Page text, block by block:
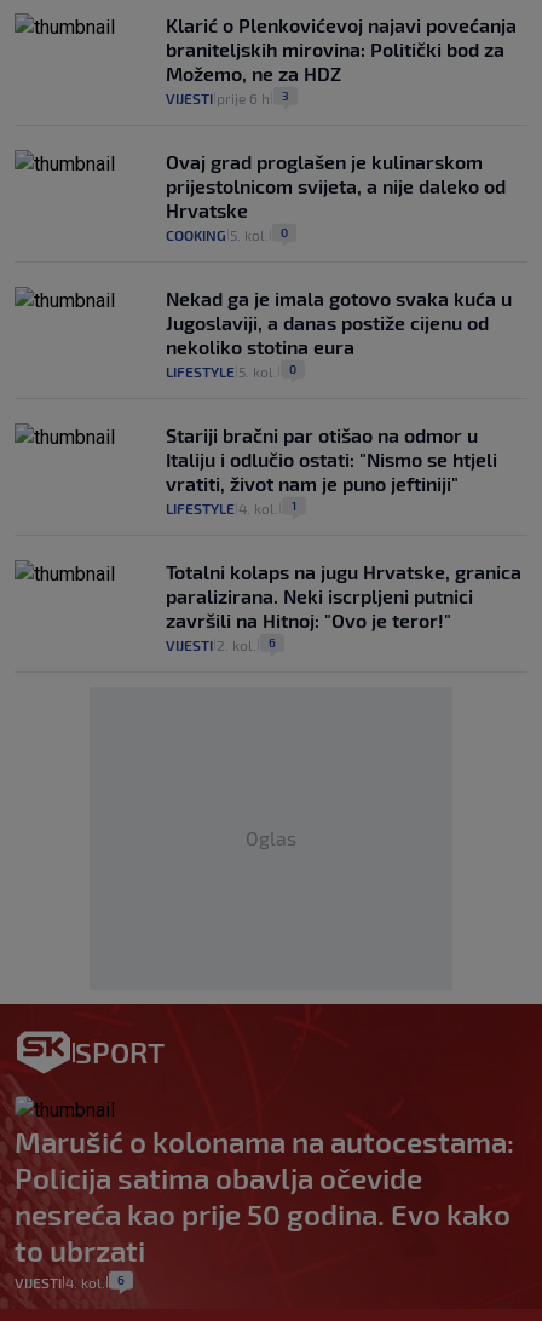
Klarić o Plenkovićevoj najavi povećanja
braniteljskih mirovina: Politički bod za
Možemo, ne za HDZ
VIJESTI prije 6 h 3
Ovaj grad proglašen je kulinarskom
prijestolnicom svijeta, a nije daleko od
Hrvatske
COOKING 5. kol. 0
Nekad ga je imala gotovo svaka kuća u
Jugoslaviji, a danas postiže cijenu od
nekoliko stotina eura
LIFESTYLE 5. kol. 0
Stariji bračni par otišao na odmor u
Italiju i odlučio ostati: "Nismo se htjeli
vratiti, život nam je puno jeftiniji"
LIFESTYLE 4. kol. 1
Totalni kolaps na jugu Hrvatske, granica
paralizirana. Neki iscrpljeni putnici
završili na Hitnoj: "Ovo je teror!"
VIJESTI 2. kol. 6
Oglas
SPORT
Marušić o kolonama na autocestama:
Policija satima obavlja očevide
nesreća kao prije 50 godina. Evo kako
to ubrzati
VIJESTI 4. kol. 6